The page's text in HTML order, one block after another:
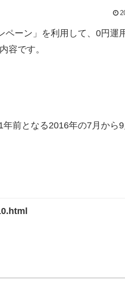
ペーン」を利用して、0円運
容です。
前となる2016年の7月から